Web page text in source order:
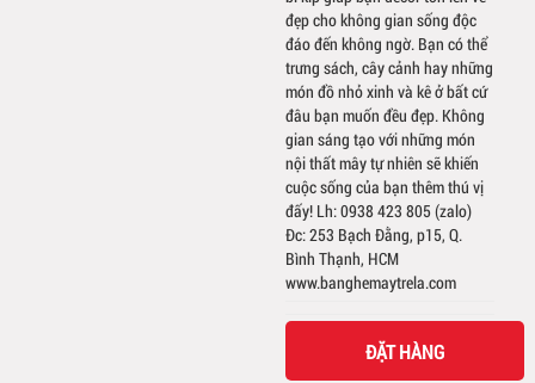
đẹp cho không gian sống độc
đáo đến không ngờ. Bạn có thể
trưng sách, cây cảnh hay những
món đồ nhỏ xinh và kê ở bất cứ
đâu bạn muốn đều đẹp. Không
gian sáng tạo với những món
nội thất mây tự nhiên sẽ khiến
cuộc sống của bạn thêm thú vị
đấy! Lh: 0938 423 805 (zalo)
Đc: 253 Bạch Đằng, p15, Q.
Bình Thạnh, HCM
www.banghemaytrela.com
ĐẶT HÀNG